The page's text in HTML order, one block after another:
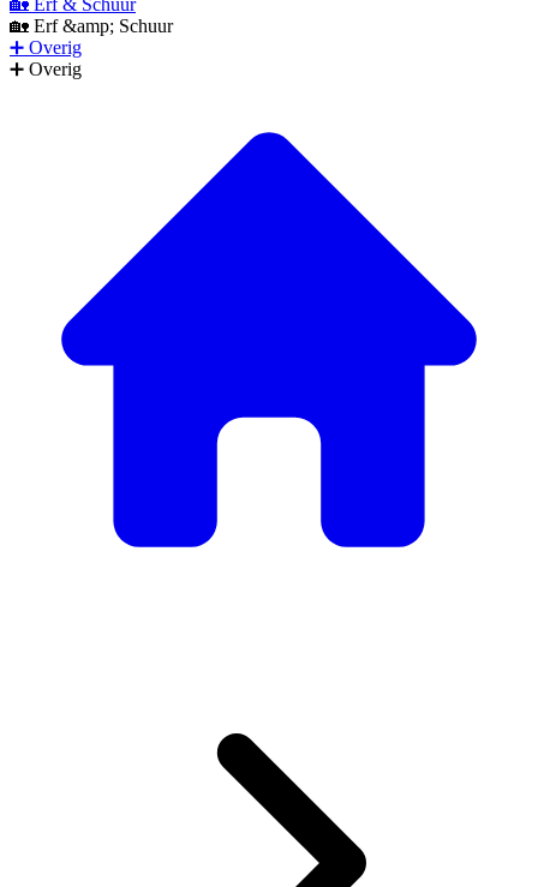
🏡 Erf & Schuur
🏡 Erf &amp; Schuur
➕ Overig
➕ Overig